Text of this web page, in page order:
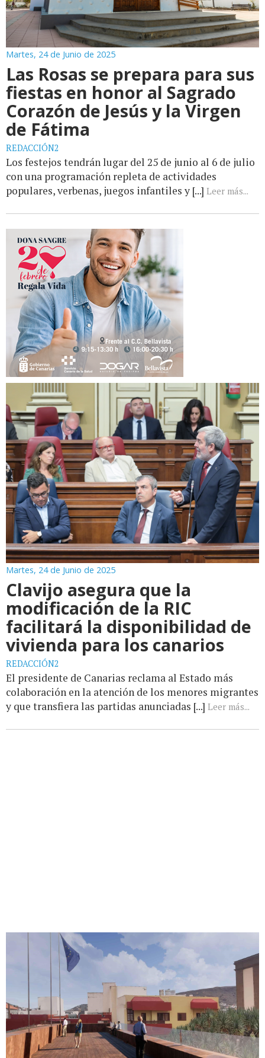
Martes, 24 de Junio de 2025
Las Rosas se prepara para sus
fiestas en honor al Sagrado
Corazón de Jesús y la Virgen
de Fátima
REDACCIÓN2
Los festejos tendrán lugar del 25 de junio al 6 de julio
con una programación repleta de actividades
populares, verbenas, juegos infantiles y [...] Leer más...
Martes, 24 de Junio de 2025
Clavijo asegura que la
modificación de la RIC
facilitará la disponibilidad de
vivienda para los canarios
REDACCIÓN2
El presidente de Canarias reclama al Estado más
colaboración en la atención de los menores migrantes
y que transfiera las partidas anunciadas [...] Leer más...